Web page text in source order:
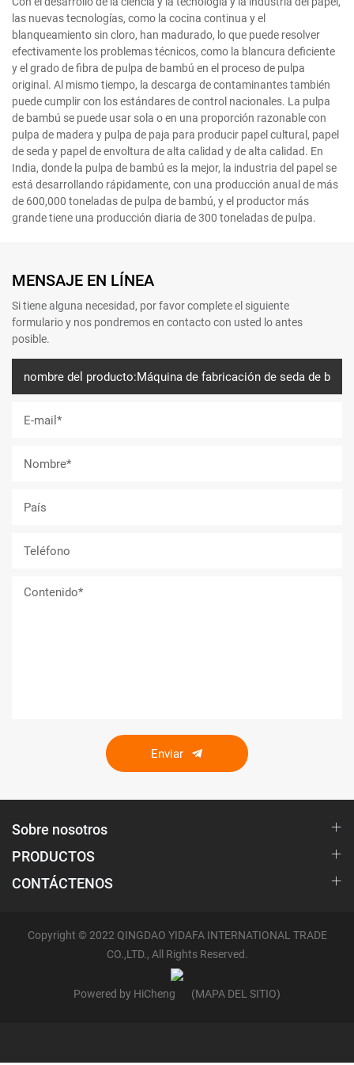
las nuevas tecnologías, como la cocina continua y el
blanqueamiento sin cloro, han madurado, lo que puede resolver
efectivamente los problemas técnicos, como la blancura deficiente
y el grado de fibra de pulpa de bambú en el proceso de pulpa
original. Al mismo tiempo, la descarga de contaminantes también
puede cumplir con los estándares de control nacionales. La pulpa
de bambú se puede usar sola o en una proporción razonable con
pulpa de madera y pulpa de paja para producir papel cultural, papel
de seda y papel de envoltura de alta calidad y de alta calidad. En
India, donde la pulpa de bambú es la mejor, la industria del papel se
está desarrollando rápidamente, con una producción anual de más
de 600,000 toneladas de pulpa de bambú, y el productor más
grande tiene una producción diaria de 300 toneladas de pulpa.
MENSAJE EN LÍNEA
Si tiene alguna necesidad, por favor complete el siguiente
formulario y nos pondremos en contacto con usted lo antes
posible.
Enviar
Sobre nosotros
PRODUCTOS
CONTÁCTENOS
Copyright © 2022 QINGDAO YIDAFA INTERNATIONAL TRADE
CO.,LTD., All Rights Reserved.
Powered by HiCheng (MAPA DEL SITIO)